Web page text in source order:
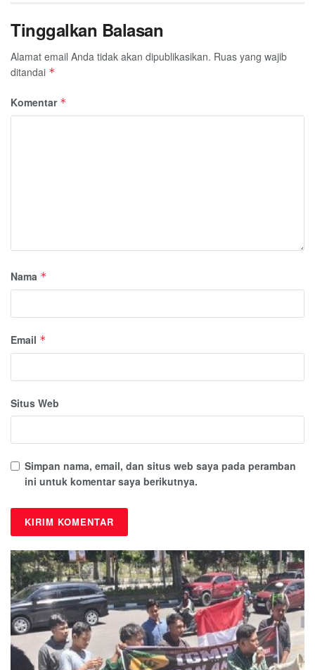
Tinggalkan Balasan
Alamat email Anda tidak akan dipublikasikan. Ruas yang wajib
ditandai *
Komentar *
Nama *
Email *
Situs Web
Simpan nama, email, dan situs web saya pada peramban
ini untuk komentar saya berikutnya.